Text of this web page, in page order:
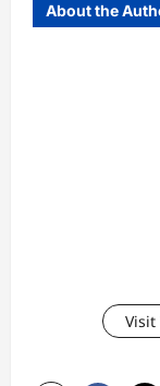
About the
Visit